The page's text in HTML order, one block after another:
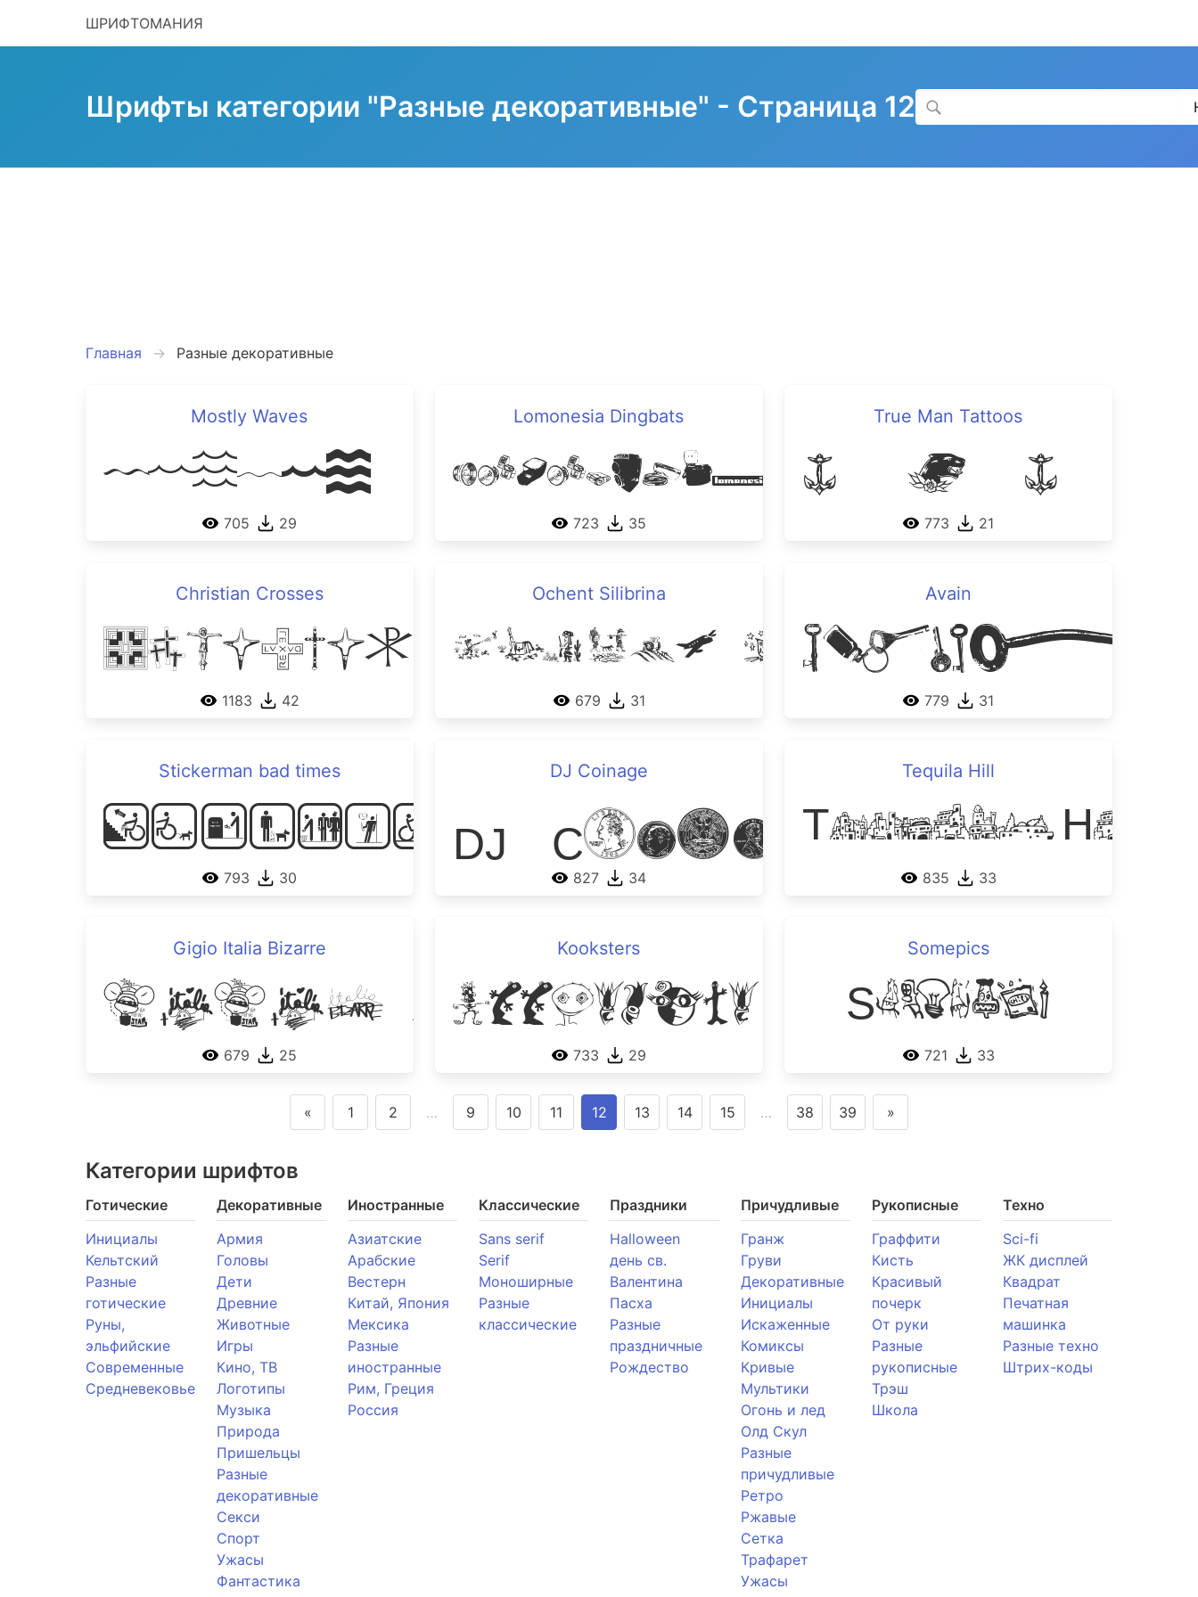
ШРИФТОМАНИЯ
Шрифты категории "Разные декоративные" - Страница 12
Главная Разные декоративные
Mostly Waves
Mostly Waves
705 29
Lomonesia Dingbats
Lomonesia Dingbats
723 35
True Man Tattoos
True Man Tattoos
773 21
Christian Crosses
Christian Crosses
1183 42
Ochent Silibrina
Ochent Silibrina
679 31
Avain
779 31
Stickerman bad times
Stickerman bad times
793 30
DJ Coinage
DJ Coinage
827 34
Tequila Hill
Tequila Hill
835 33
Gigio Italia Bizarre
Gigio Italia Bizarre
679 25
Kooksters
Kooksters
733 29
Somepics
Somepics
721 33
« 1 2 … 9 10 11 12 13 14 15 … 38 39 »
Категории шрифтов
Готические
Инициалы
Кельтский
Разные
готические
Руны,
эльфийские
Современные
Средневековье
Декоративные
Армия
Головы
Дети
Древние
Животные
Игры
Кино, ТВ
Логотипы
Музыка
Природа
Пришельцы
Разные
декоративные
Секси
Спорт
Ужасы
Фантастика
Иностранные
Азиатские
Арабские
Вестерн
Китай, Япония
Мексика
Разные
иностранные
Рим, Греция
Россия
Классические
Sans serif
Serif
Моноширные
Разные
классические
Праздники
Halloween
день св.
Валентина
Пасха
Разные
праздничные
Рождество
Причудливые
Гранж
Груви
Декоративные
Инициалы
Искаженные
Комиксы
Кривые
Мультики
Огонь и лед
Олд Скул
Разные
причудливые
Ретро
Ржавые
Сетка
Трафарет
Ужасы
Рукописные
Граффити
Кисть
Красивый
почерк
От руки
Разные
рукописные
Трэш
Школа
Техно
Sci-fi
ЖК дисплей
Квадрат
Печатная
машинка
Разные техно
Штрих-коды